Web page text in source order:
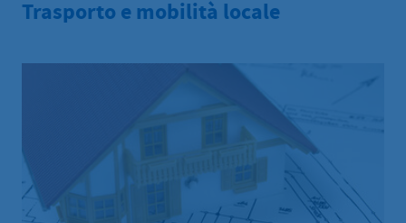
Trasporto e mobilità locale